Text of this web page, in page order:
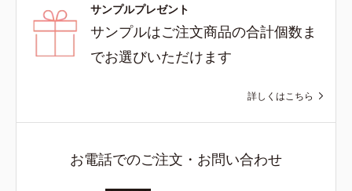
サンプルプレゼント
サンプルはご注文商品の合計個数ま
でお選びいただけます
詳しくはこちら
お電話でのご注文・お問い合わせ